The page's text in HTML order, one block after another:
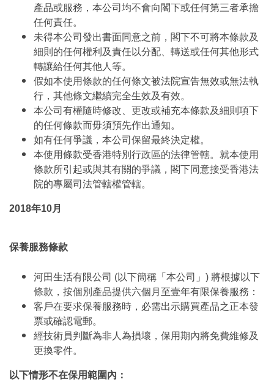
產品或服務，本公司均不會向閣下或任何第三者承擔
任何責任。
未得本公司發出書面同意之前，閣下不可將本條款及
細則的任何權利及責任以分配、轉送或任何其他形式
轉讓給任何其他人等。
假如本使用條款的任何條文被法院宣告無效或無法執
行，其他條文繼續完全生效及有效。
本公司有權隨時修改、更改或補充本條款及細則項下
的任何條款而毋須預先作出通知。
如有任何爭議，本公司保留最終決定權。
本使用條款受香港特別行政區的法律管轄。就本使用
條款所引起或與其有關的爭議，閣下同意接受香港法
院的專屬司法管轄權管轄。
2018年10月
保養服務條款
河田生活有限公司 (以下簡稱「本公司」) 將根據以下
條款，按個別產品提供六個月至壹年有限保養服務：
客戶在要求保養服務時，必需出示購買產品之正本發
票或確認電郵。
經技術員判斷為非人為損壞，保用期內將免費維修及
更換零件。
以下情形不在保用範圍內：